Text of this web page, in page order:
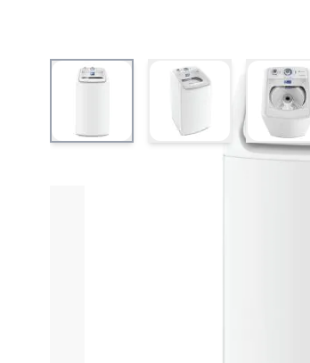
View larger imageView larger image
Máquina
A Máquina de Lavar Roupas
capacidade de 9kg, é perfeita para